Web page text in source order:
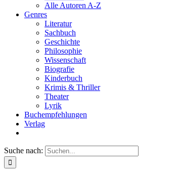
Alle Autoren A-Z
Genres
Literatur
Sachbuch
Geschichte
Philosophie
Wissenschaft
Biografie
Kinderbuch
Krimis & Thriller
Theater
Lyrik
Buchempfehlungen
Verlag
Suche nach: